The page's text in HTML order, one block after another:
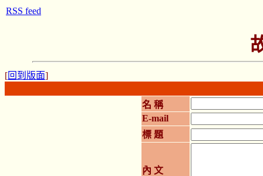
[回到版面]
名 稱
E-mail
標 題
內 文
RSS feed